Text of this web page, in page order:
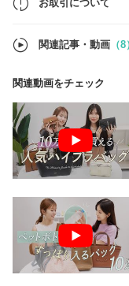
買付済の商品のみを販売
※なお、システム上、他
あらかじめご了承くださ
お取引について
関連記事・動画 （8
関連動画をチェック